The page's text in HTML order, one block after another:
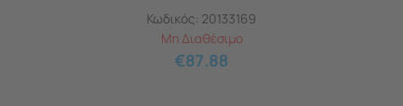
Κωδικός: 20133169
Μη Διαθέσιμο
€87.88